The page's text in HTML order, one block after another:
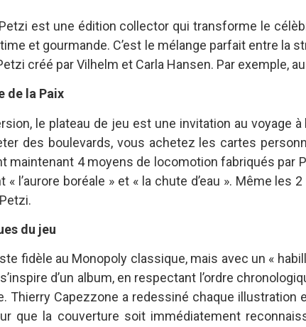
est une édition collector qui transforme le
et gourmande. C’est le mélange parfait entre la
créé par Vilhelm et Carla Hansen. Par exemple,
de la Paix
le plateau de jeu est une invitation au voyage
des boulevards, vous achetez les cartes
maintenant 4 moyens de locomotion fabriqués par
« l’aurore boréale » et « la chute d’eau ». Même
du jeu
fidèle au Monopoly classique, mais avec un «
d’un album, en respectant l’ordre
Thierry Capezzone a redessiné chaque illustration
que la couverture soit immédiatement